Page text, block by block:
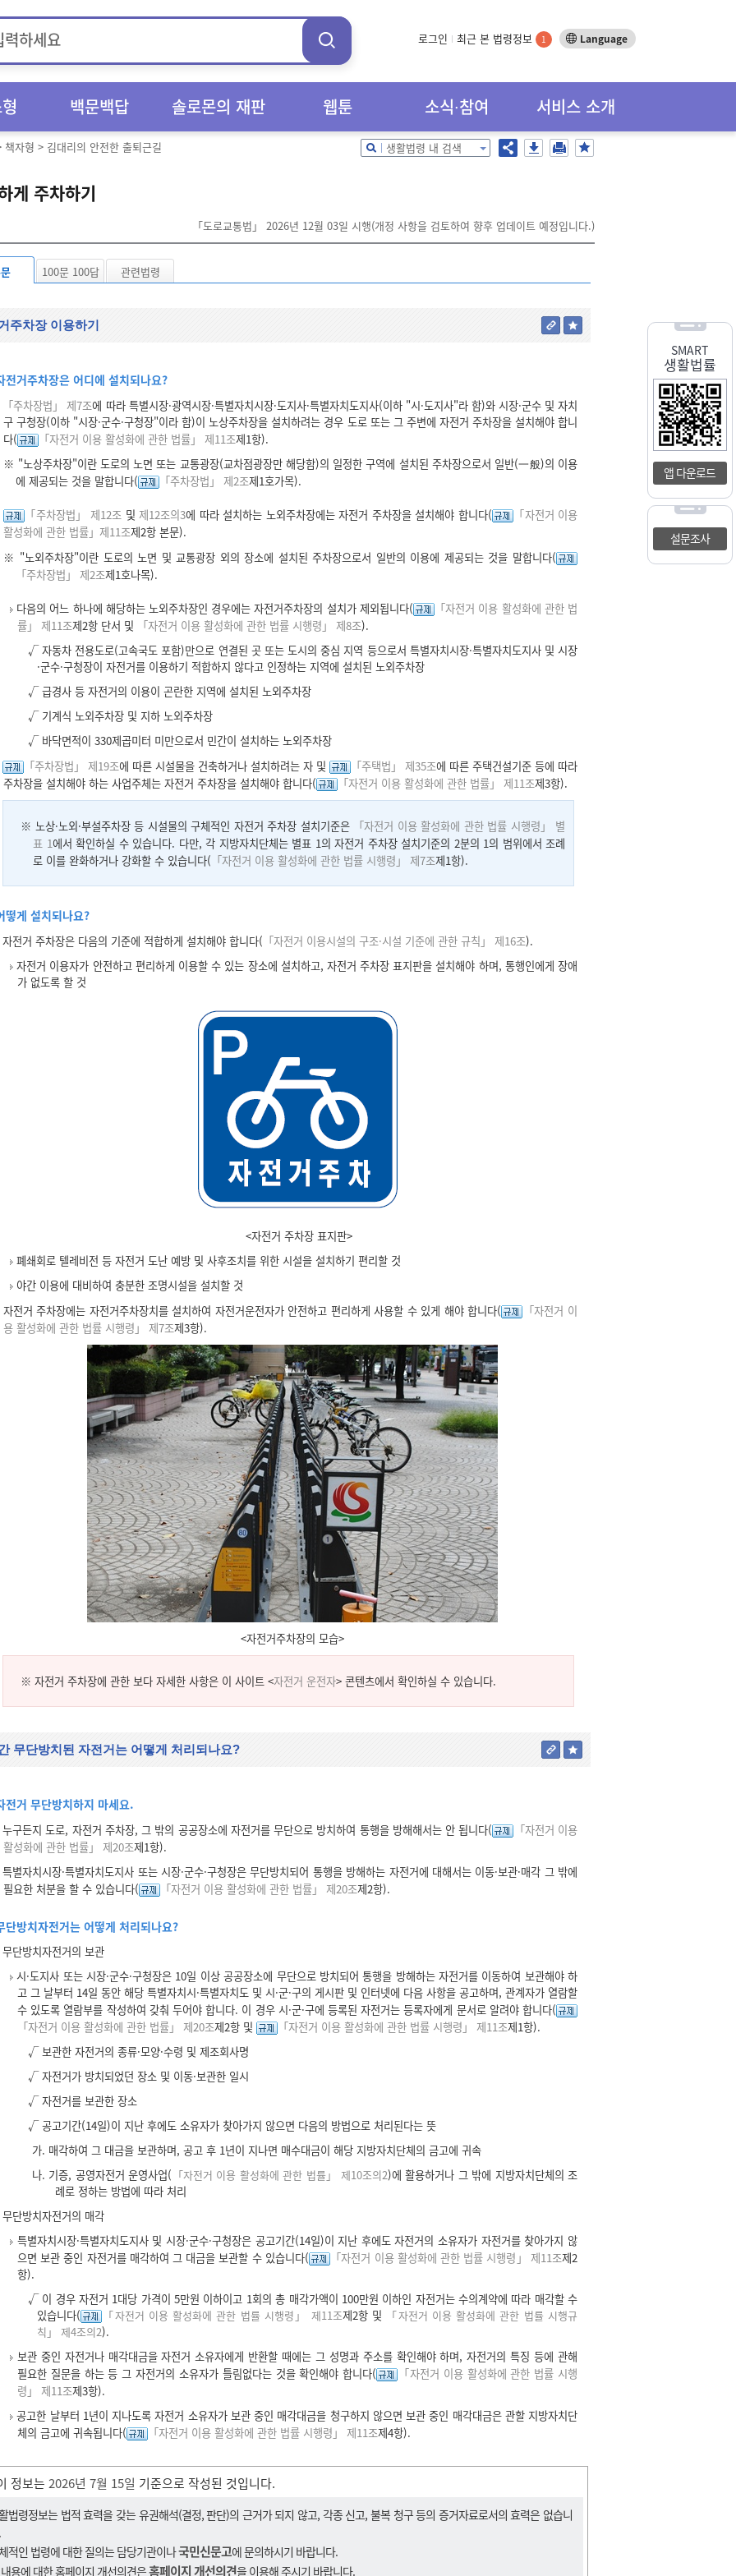
로그인 최근 본 법령정보 1 Language
백문백답 솔로몬의 재판 웹툰 소식∙참여 서비스 소개
SMART
생활법률
앱 다운로드
설문조사
책자형 > 김대리의 안전한 출퇴근길 생활법령 내 검색
게 주차하기
「도로교통법」 2026년 12월 03일 시행(개정 사항을 검토하여 향후 업데이트 예정입니다.)
100문 100답 관련법령
주차장 이용하기
전거주차장은 어디에 설치되나요?
「주차장법」 제7조에 따라 특별시장·광역시장·특별자치시장·도지사·특별자치도지사(이하 "시·도지사"라 함)와 시장·군수 및 자치
구 구청장(이하 "시장·군수·구청장"이라 함)이 노상주차장을 설치하려는 경우 도로 또는 그 주변에 자전거 주차장을 설치해야 합니
다(
「자전거 이용 활성화에 관한 법률」 제11조제1항).
※ "노상주차장"이란 도로의 노면 또는 교통광장(교차점광장만 해당함)의 일정한 구역에 설치된 주차장으로서 일반(一般)의 이용
에 제공되는 것을 말합니다(
「주차장법」 제2조제1호가목).
「주차장법」 제12조 및 제12조의3에 따라 설치하는 노외주차장에는 자전거 주차장을 설치해야 합니다(
「자전거 이용
활성화에 관한 법률」제11조제2항 본문).
※ "노외주차장"이란 도로의 노면 및 교통광장 외의 장소에 설치된 주차장으로서 일반의 이용에 제공되는 것을 말합니다(
「주차장법」 제2조제1호나목).
다음의 어느 하나에 해당하는 노외주차장인 경우에는 자전거주차장의 설치가 제외됩니다(
「자전거 이용 활성화에 관한 법
률」 제11조제2항 단서 및 「자전거 이용 활성화에 관한 법률 시행령」 제8조).
√ 자동차 전용도로(고속국도 포함)만으로 연결된 곳 또는 도시의 중심 지역 등으로서 특별자치시장·특별자치도지사 및 시장
·군수·구청장이 자전거를 이용하기 적합하지 않다고 인정하는 지역에 설치된 노외주차장
√ 급경사 등 자전거의 이용이 곤란한 지역에 설치된 노외주차장
√ 기계식 노외주차장 및 지하 노외주차장
√ 바닥면적이 330제곱미터 미만으로서 민간이 설치하는 노외주차장
「주차장법」 제19조에 따른 시설물을 건축하거나 설치하려는 자 및 「주택법」 제35조에 따른 주택건설기준 등에 따라
주차장을 설치해야 하는 사업주체는 자전거 주차장을 설치해야 합니다(
「자전거 이용 활성화에 관한 법률」 제11조제3항).
※ 노상·노외·부설주차장 등 시설물의 구체적인 자전거 주차장 설치기준은
「자전거 이용 활성화에 관한 법률 시행령」 별
표 1에서 확인하실 수 있습니다. 다만, 각 지방자치단체는 별표 1의 자전거 주차장 설치기준의 2분의 1의 범위에서 조례
로 이를 완화하거나 강화할 수 있습니다( 「자전거 이용 활성화에 관한 법률 시행령」 제7조제1항).
떻게 설치되나요?
자전거 주차장은 다음의 기준에 적합하게 설치해야 합니다( 「자전거 이용시설의 구조·시설 기준에 관한 규칙」 제16조).
자전거 이용자가 안전하고 편리하게 이용할 수 있는 장소에 설치하고, 자전거 주차장 표지판을 설치해야 하며, 통행인에게 장애
가 없도록 할 것
<자전거 주차장 표지판>
폐쇄회로 텔레비전 등 자전거 도난 예방 및 사후조치를 위한 시설을 설치하기 편리할 것
야간 이용에 대비하여 충분한 조명시설을 설치할 것
자전거 주차장에는 자전거주차장치를 설치하여 자전거운전자가 안전하고 편리하게 사용할 수 있게 해야 합니다(
「자전거 이
용 활성화에 관한 법률 시행령」 제7조제3항).
<자전거주차장의 모습>
※ 자전거 주차장에 관한 보다 자세한 사항은 이 사이트 <자전거 운전자> 콘텐츠에서 확인하실 수 있습니다.
무단방치된 자전거는 어떻게 처리되나요?
전거 무단방치하지 마세요.
누구든지 도로, 자전거 주차장, 그 밖의 공공장소에 자전거를 무단으로 방치하여 통행을 방해해서는 안 됩니다(
「자전거 이용
활성화에 관한 법률」 제20조제1항).
특별자치시장·특별자치도지사 또는 시장·군수·구청장은 무단방치되어 통행을 방해하는 자전거에 대해서는 이동·보관·매각 그 밖에
필요한 처분을 할 수 있습니다(
「자전거 이용 활성화에 관한 법률」 제20조제2항).
단방치자전거는 어떻게 처리되나요?
무단방치자전거의 보관
시·도지사 또는 시장·군수·구청장은 10일 이상 공공장소에 무단으로 방치되어 통행을 방해하는 자전거를 이동하여 보관해야 하
고 그 날부터 14일 동안 해당 특별자치시·특별자치도 및 시·군·구의 게시판 및 인터넷에 다음 사항을 공고하며, 관계자가 열람할
수 있도록 열람부를 작성하여 갖춰 두어야 합니다. 이 경우 시·군·구에 등록된 자전거는 등록자에게 문서로 알려야 합니다(
「자전거 이용 활성화에 관한 법률」 제20조제2항 및 「자전거 이용 활성화에 관한 법률 시행령」 제11조제1항).
√ 보관한 자전거의 종류·모양·수령 및 제조회사명
√ 자전거가 방치되었던 장소 및 이동·보관한 일시
√ 자전거를 보관한 장소
√ 공고기간(14일)이 지난 후에도 소유자가 찾아가지 않으면 다음의 방법으로 처리된다는 뜻
가. 매각하여 그 대금을 보관하며, 공고 후 1년이 지나면 매수대금이 해당 지방자치단체의 금고에 귀속
나. 기증, 공영자전거 운영사업( 「자전거 이용 활성화에 관한 법률」 제10조의2)에 활용하거나 그 밖에 지방자치단체의 조
례로 정하는 방법에 따라 처리
무단방치자전거의 매각
특별자치시장·특별자치도지사 및 시장·군수·구청장은 공고기간(14일)이 지난 후에도 자전거의 소유자가 자전거를 찾아가지 않
으면 보관 중인 자전거를 매각하여 그 대금을 보관할 수 있습니다(
「자전거 이용 활성화에 관한 법률 시행령」 제11조제2
항).
√ 이 경우 자전거 1대당 가격이 5만원 이하이고 1회의 총 매각가액이 100만원 이하인 자전거는 수의계약에 따라 매각할 수
있습니다(
「자전거 이용 활성화에 관한 법률 시행령」 제11조제2항 및
「자전거 이용 활성화에 관한 법률 시행규
칙」 제4조의2).
보관 중인 자전거나 매각대금을 자전거 소유자에게 반환할 때에는 그 성명과 주소를 확인해야 하며, 자전거의 특징 등에 관해
필요한 질문을 하는 등 그 자전거의 소유자가 틀림없다는 것을 확인해야 합니다(
「자전거 이용 활성화에 관한 법률 시행
령」 제11조제3항).
공고한 날부터 1년이 지나도록 자전거 소유자가 보관 중인 매각대금을 청구하지 않으면 보관 중인 매각대금은 관할 지방자치단
체의 금고에 귀속됩니다(
「자전거 이용 활성화에 관한 법률 시행령」 제11조제4항).
정보는 2026년 7월 15일 기준으로 작성된 것입니다.
법령정보는 법적 효력을 갖는 유권해석(결정, 판단)의 근거가 되지 않고, 각종 신고, 불복 청구 등의 증거자료로서의 효력은 없습니
적인 법령에 대한 질의는 담당기관이나국민신문고에 문의하시기 바랍니다.
용에 대한 홈페이지 개선의견은홈페이지 개선의견을 이용해 주시기 바랍니다.